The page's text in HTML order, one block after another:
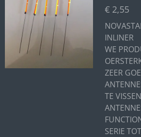
€ 2,55
INLINER
WE
ZEER
TE
SERIE